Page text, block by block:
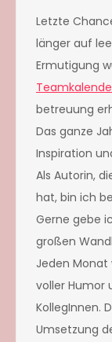
Letzte
länger auf
Ermutigung
betreuung
Das ganze
Inspiration
Als Autorin,
hat, bin ich
Gerne gebe
großen
Jeden Monat
voller Humor
KollegInnen.
Umsetzung